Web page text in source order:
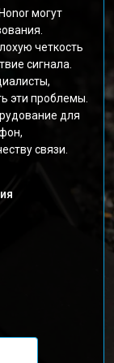
могут
четкость
сигнала.
эти проблемы.
для
связи.